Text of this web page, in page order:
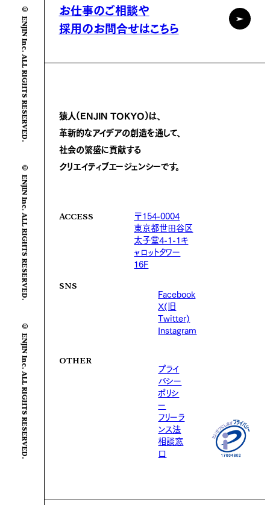
© ENJIN Inc. ALL RIGHTS RESERVED.
© ENJIN Inc. ALL RIGHTS RESERVED.
© ENJIN Inc. ALL RIGHTS RESERVED.
お仕事のご相談や
採用のお問合せはこちら
猿人(ENJIN TOKYO)は、
革新的なアイデアの創造を通して、
社会の繁盛に貢献する
クリエイティブエージェンシーです。
ACCESS
〒154-0004
東京都世田谷区
太子堂4-1-1キ
ャロットタワー
16F
SNS
Facebook
X(旧
Twitter)
Instagram
OTHER
プライ
バシー
ポリシ
ー
フリーラ
ンス法
相談窓
口